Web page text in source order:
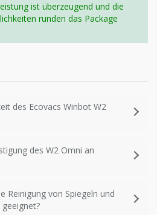
ist überzeugend und die
runden das Package
des Ecovacs Winbot W2
des W2 Omni an
Reinigung von Spiegeln und